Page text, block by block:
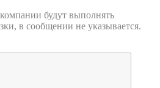
будут выполнять
в сообщении не указывается.